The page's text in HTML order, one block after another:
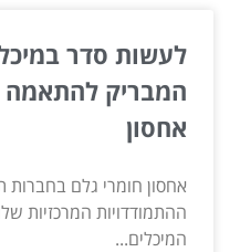
לעשות סדר
המבריק להתאמה
אחסון
אחסון חומרי גלם בחברות
ההתמודדויות המרכזיות
המיכלים...